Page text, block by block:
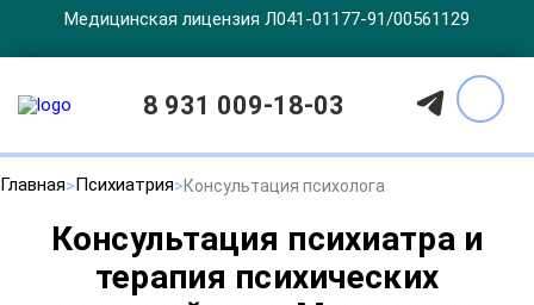
Медицинская лицензия Л041-01177-91/00561129
8 931 009-18-03
Главная Психиатрия Консультация психолога
Консультация психиатра и
терапия психических